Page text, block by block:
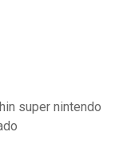
super nintendo